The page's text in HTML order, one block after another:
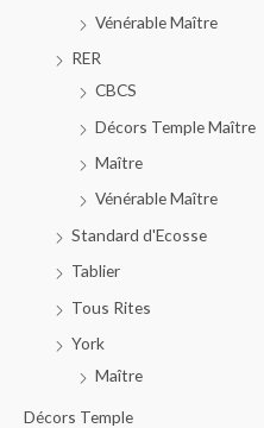
Vénérable Maître
RER
CBCS
Décors Temple Maître
Maître
Vénérable Maître
Standard d'Ecosse
Tablier
Tous Rites
York
Maître
Décors Temple